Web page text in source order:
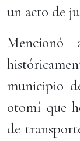
un acto de
Mencionó
municipio
otomí que
de